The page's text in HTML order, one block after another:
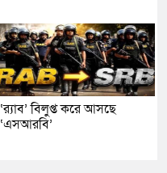
‘র‍্যাব’ বিলুপ্ত করে আসছে
‘এসআরবি’